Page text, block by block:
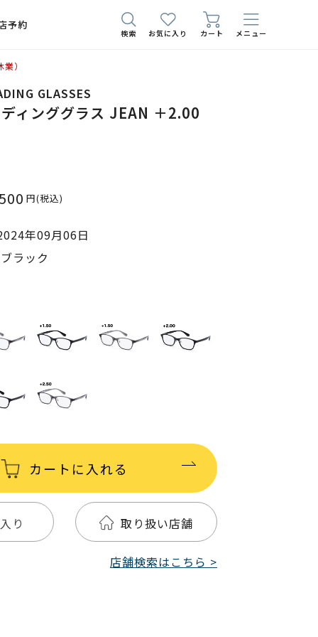
予約
検索 お気に入り カート メニュー
）
GLASSES
ィンググラス JEAN ＋2.00
円(税込)
年09月06日
ラック
カートに入れる
り 取り扱い店舗
店舗検索はこちら >